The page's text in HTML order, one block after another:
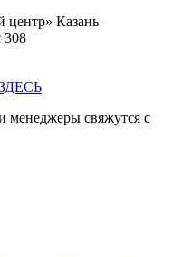
центр» Казань
308
менеджеры свяжутся с